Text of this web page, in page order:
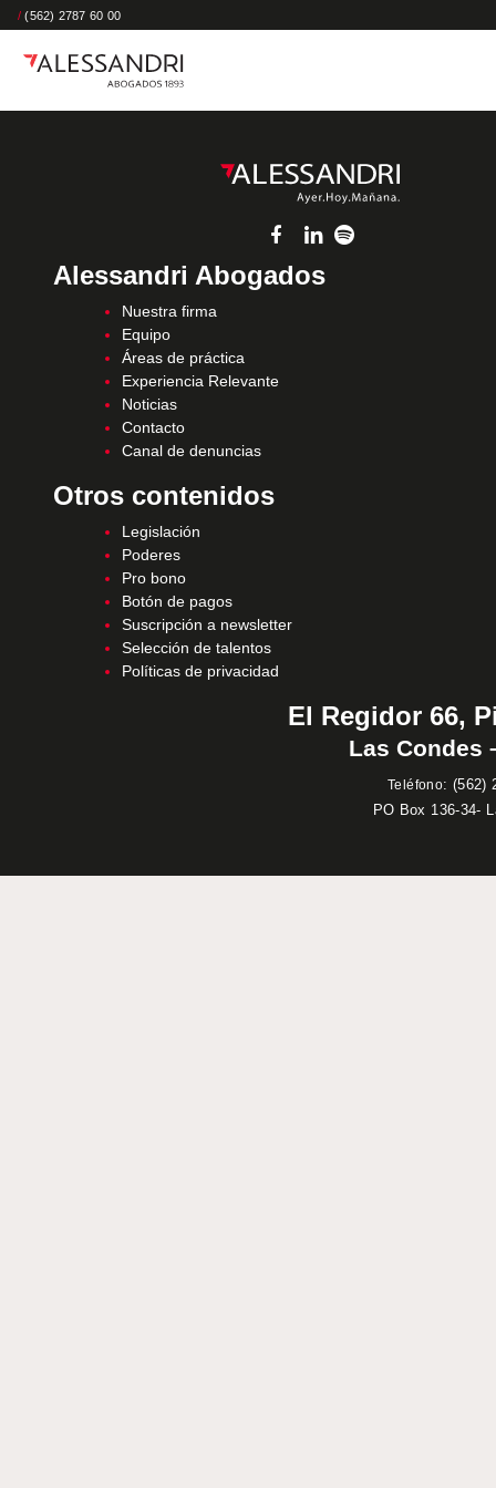
/ (562) 2787 60 00
Alessandri Abogados
Nuestra firma
Equipo
Áreas de práctica
Experiencia Relevante
Noticias
Contacto
Canal de denuncias
Otros contenidos
Legislación
Poderes
Pro bono
Botón de pagos
Suscripción a newsletter
Selección de talentos
Políticas de privacidad
El Regidor 66,
Las Condes
Teléfono: (562)
PO Box 136-34-